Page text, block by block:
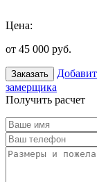
Цена:
от 45 000 руб.
Заказать
замерщика
Получить расчет